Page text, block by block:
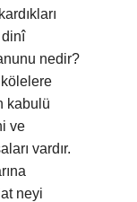
nedir?
kölelere
kabulü
ve
vardır.
neyi